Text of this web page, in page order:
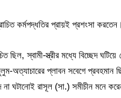
কর্মপদ্ধতির প্রায়ই প্রশংসা
স্বামী-স্ত্রীর মধ্যে বিচ্ছেদ
প্লাবন সবেগে প্রবহমান
না ঘটানোই রাসূল (সা.) সমীচীন মনে